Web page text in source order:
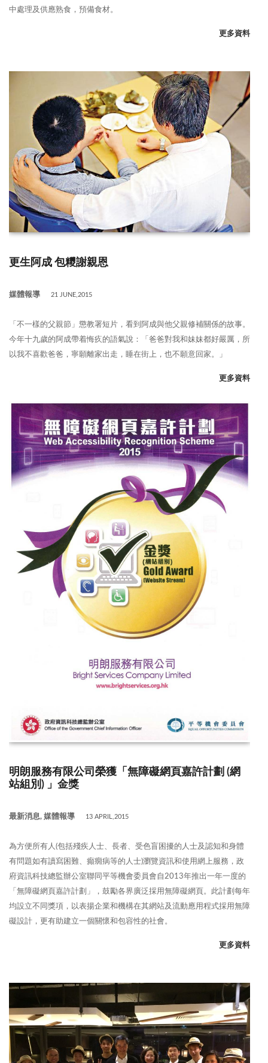
中處理及供應熟食，預備食材。
更多資料
更生阿成 包糭謝親恩
媒體報導 21 JUNE,2015
「不一樣的父親節」懲教署短片，看到阿成與他父親修補關係的故事。
今年十九歲的阿成帶着悔疚的語氣說：「爸爸對我和妹妹都好嚴厲，所
以我不喜歡爸爸，寧願離家出走，睡在街上，也不願意回家。」
更多資料
明朗服務有限公司榮獲「無障礙網頁嘉許計劃 (網
站組別) 」金獎
最新消息, 媒體報導 13 APRIL,2015
為方便所有人(包括殘疾人士、長者、受色盲困擾的人士及認知和身體
有問題如有讀寫困難、癲癇病等的人士)瀏覽資訊和使用網上服務，政
府資訊科技總監辦公室聯同平等機會委員會自2013年推出一年一度的
「無障礙網頁嘉許計劃」，鼓勵各界廣泛採用無障礙網頁。此計劃每年
均設立不同獎項，以表揚企業和機構在其網站及流動應用程式採用無障
礙設計，更有助建立一個關懷和包容性的社會。
更多資料